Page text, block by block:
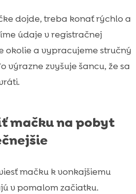
dojde, treba konať rýchlo a
údaje v registračnej
okolie a vypracujeme stručný
výrazne zvyšuje šancu, že sa
mačku na pobyt
mačku k vonkajšiemu
v pomalom začiatku.